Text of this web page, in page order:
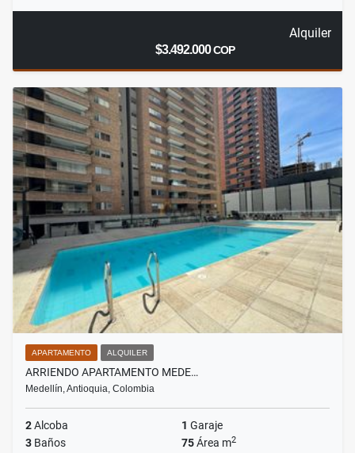
Alquiler
$3.492.000COP
APARTAMENTO ALQUILER
ARRIENDO APARTAMENTO MEDE…
Medellín, Antioquia, Colombia
2Alcoba 1 Garaje
3 Baños 75Área m2